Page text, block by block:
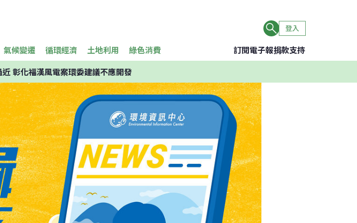
登入
氣候變遷 循環經濟 土地利用 綠色消費 訂閱電子報捐款支持
彰化福漢風電案環委建議不應開發